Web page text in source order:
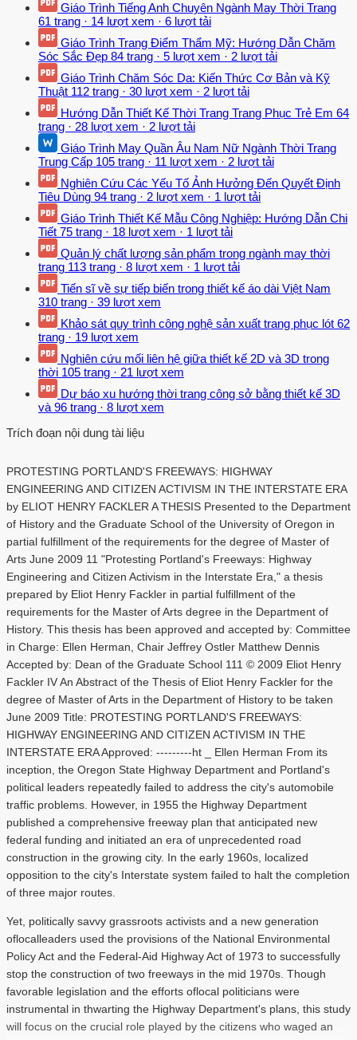
Giáo Trình Tiếng Anh Chuyên Ngành May Thời Trang
61 trang · 14 lượt xem · 6 lượt tải
Giáo Trình Trang Điểm Thẩm Mỹ: Hướng Dẫn Chăm
Sóc Sắc Đẹp 84 trang · 5 lượt xem · 2 lượt tải
Giáo Trình Chăm Sóc Da: Kiến Thức Cơ Bản và Kỹ
Thuật 112 trang · 30 lượt xem · 2 lượt tải
Hướng Dẫn Thiết Kế Thời Trang Trang Phục Trẻ Em 64
trang · 28 lượt xem · 2 lượt tải
Giáo Trình May Quần Âu Nam Nữ Ngành Thời Trang
Trung Cấp 105 trang · 11 lượt xem · 2 lượt tải
Nghiên Cứu Các Yếu Tố Ảnh Hưởng Đến Quyết Định
Tiêu Dùng 94 trang · 2 lượt xem · 1 lượt tải
Giáo Trình Thiết Kế Mẫu Công Nghiệp: Hướng Dẫn Chi
Tiết 75 trang · 18 lượt xem · 1 lượt tải
Quản lý chất lượng sản phẩm trong ngành may thời
trang 113 trang · 8 lượt xem · 1 lượt tải
Tiến sĩ về sự tiếp biến trong thiết kế áo dài Việt Nam
310 trang · 39 lượt xem
Khảo sát quy trình công nghệ sản xuất trang phục lót 62
trang · 19 lượt xem
Nghiên cứu mối liên hệ giữa thiết kế 2D và 3D trong
thời 105 trang · 21 lượt xem
Dự báo xu hướng thời trang công sở bằng thiết kế 3D
và 96 trang · 8 lượt xem
Trích đoạn nội dung tài liệu
PROTESTING PORTLAND'S FREEWAYS: HIGHWAY
ENGINEERING AND CITIZEN ACTIVISM IN THE INTERSTATE ERA
by ELIOT HENRY FACKLER A THESIS Presented to the Department
of History and the Graduate School of the University of Oregon in
partial fulfillment of the requirements for the degree of Master of
Arts June 2009 11 "Protesting Portland's Freeways: Highway
Engineering and Citizen Activism in the Interstate Era," a thesis
prepared by Eliot Henry Fackler in partial fulfillment of the
requirements for the Master of Arts degree in the Department of
History. This thesis has been approved and accepted by: Committee
in Charge: Ellen Herman, Chair Jeffrey Ostler Matthew Dennis
Accepted by: Dean of the Graduate School 111 © 2009 Eliot Henry
Fackler IV An Abstract of the Thesis of Eliot Henry Fackler for the
degree of Master of Arts in the Department of History to be taken
June 2009 Title: PROTESTING PORTLAND'S FREEWAYS:
HIGHWAY ENGINEERING AND CITIZEN ACTIVISM IN THE
INTERSTATE ERA Approved: ---------ht _ Ellen Herman From its
inception, the Oregon State Highway Department and Portland's
political leaders repeatedly failed to address the city's automobile
traffic problems. However, in 1955 the Highway Department
published a comprehensive freeway plan that anticipated new
federal funding and initiated an era of unprecedented road
construction in the growing city. In the early 1960s, localized
opposition to the city's Interstate system failed to halt the completion
of three major routes.
Yet, politically savvy grassroots activists and a new generation
oflocalleaders used the provisions of the National Environmental
Policy Act and the Federal-Aid Highway Act of 1973 to successfully
stop the construction of two freeways in the mid 1970s. Though
favorable legislation and the efforts oflocal politicians were
instrumental in thwarting the Highway Department's plans, this study
will focus on the crucial role played by the citizens who waged an